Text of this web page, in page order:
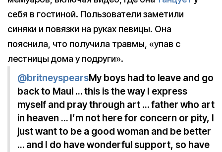
себя в гостиной. Пользователи заметили
синяки и повязки на руках певицы. Она
пояснила, что получила травмы, «упав с
лестницы дома у подруги».
@britneyspearsMy boys had to leave and go
back to Maui … this is the way I express
myself and pray through art … father who art
in heaven … I’m not here for concern or pity, I
just want to be a good woman and be better
… and I do have wonderful support, so have